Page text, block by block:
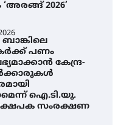
‘അരങ്ങ് 2026’
പണം
കേന്ദ്ര-
ഐ.ടി.യു.
സംരക്ഷണ